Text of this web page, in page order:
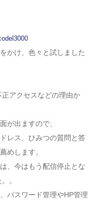
かけ、色々と試しました
アクセスなどの理由か
が出ますので、
レス、ひみつの質問と答
めします。
、今はもう配信停止とな
。
パスワード管理やHP管理